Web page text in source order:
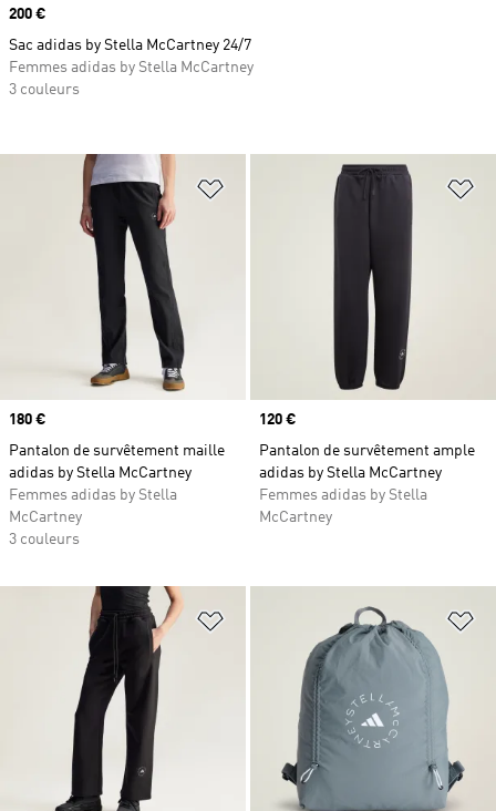
Ajouter à la Liste de produits
Prix
180 €
Pantalon de survêtement maille
adidas by Stella McCartney
Femmes adidas by Stella
McCartney
3 couleurs
Prix
120 €
Pantalon de survêtement ample
adidas by Stella McCartney
Femmes adidas by Stella
McCartney
Ajouter à la Liste de produits
Prix
200 €
Sac adidas by Stella McCartney 24/7
Femmes adidas by Stella McCartney
3 couleurs